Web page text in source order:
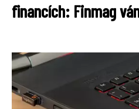
financích: Finmag